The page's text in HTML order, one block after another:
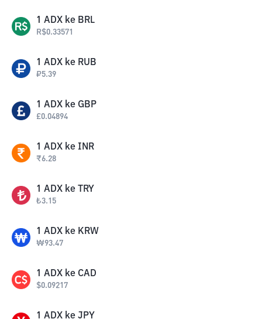
1 ADX ke BRL
R$0.33571
1 ADX ke RUB
₽5.39
1 ADX ke GBP
£0.04894
1 ADX ke INR
₹6.28
1 ADX ke TRY
₺3.15
1 ADX ke KRW
₩93.47
1 ADX ke CAD
$0.09217
1 ADX ke JPY